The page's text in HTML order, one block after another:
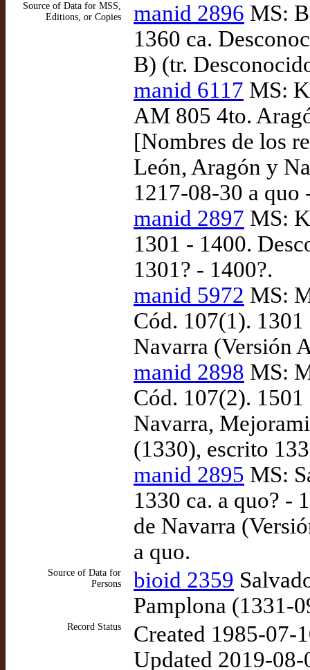
Source of Data for MSS,
Editions, or Copies
manid 2896 MS:
1360 ca.
B) (tr.
manid 6117 MS:
AM 805 4to.
[Nombres de los
León, Aragón y
1217-08-30 a quo
manid 2897 MS:
1301 - 1400.
1301? - 1400?.
manid 5972 MS:
Cód. 107(1).
Navarra (Versión
manid 2898 MS:
Cód. 107(2).
Navarra,
(1330), escrito
manid 2895 MS:
1330 ca. a quo? -
de Navarra
a quo.
Source of Data for
Persons
bioid 2359
Pamplona (1331-
Record Status
Created 1985-07-
Updated 2019-08-